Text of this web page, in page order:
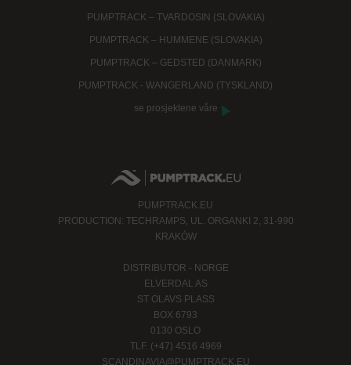
PUMPTRACK – TVARDOSIN (SLOVAKIA)
PUMPTRACK – HUMMENE (SLOVAKIA)
PUMPTRACK – GEDSTED (DANMARK)
PUMPTRACK - WANGERLAND (TYSKLAND)
se prosjektene våre
PUMPTRACK.EU
PRODUCTION: TECHRAMPS, UL. ORGANKI 2, 31-990
KRAKÓW
DISTRIBUTOR - NORGE
ELVERDAL AS
ST OLAVS PLASS
BOX 6793
0130 OSLO
TLF. (+47) 4516 4969
SCANDINAVIA@PUMPTRACK.EU